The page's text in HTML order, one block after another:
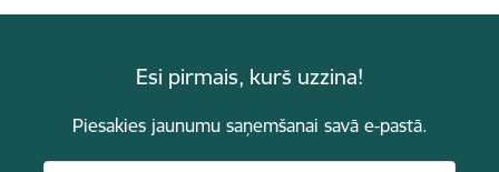
Esi pirmais, kurš uzzina!
Piesakies jaunumu saņemšanai savā e-pastā.